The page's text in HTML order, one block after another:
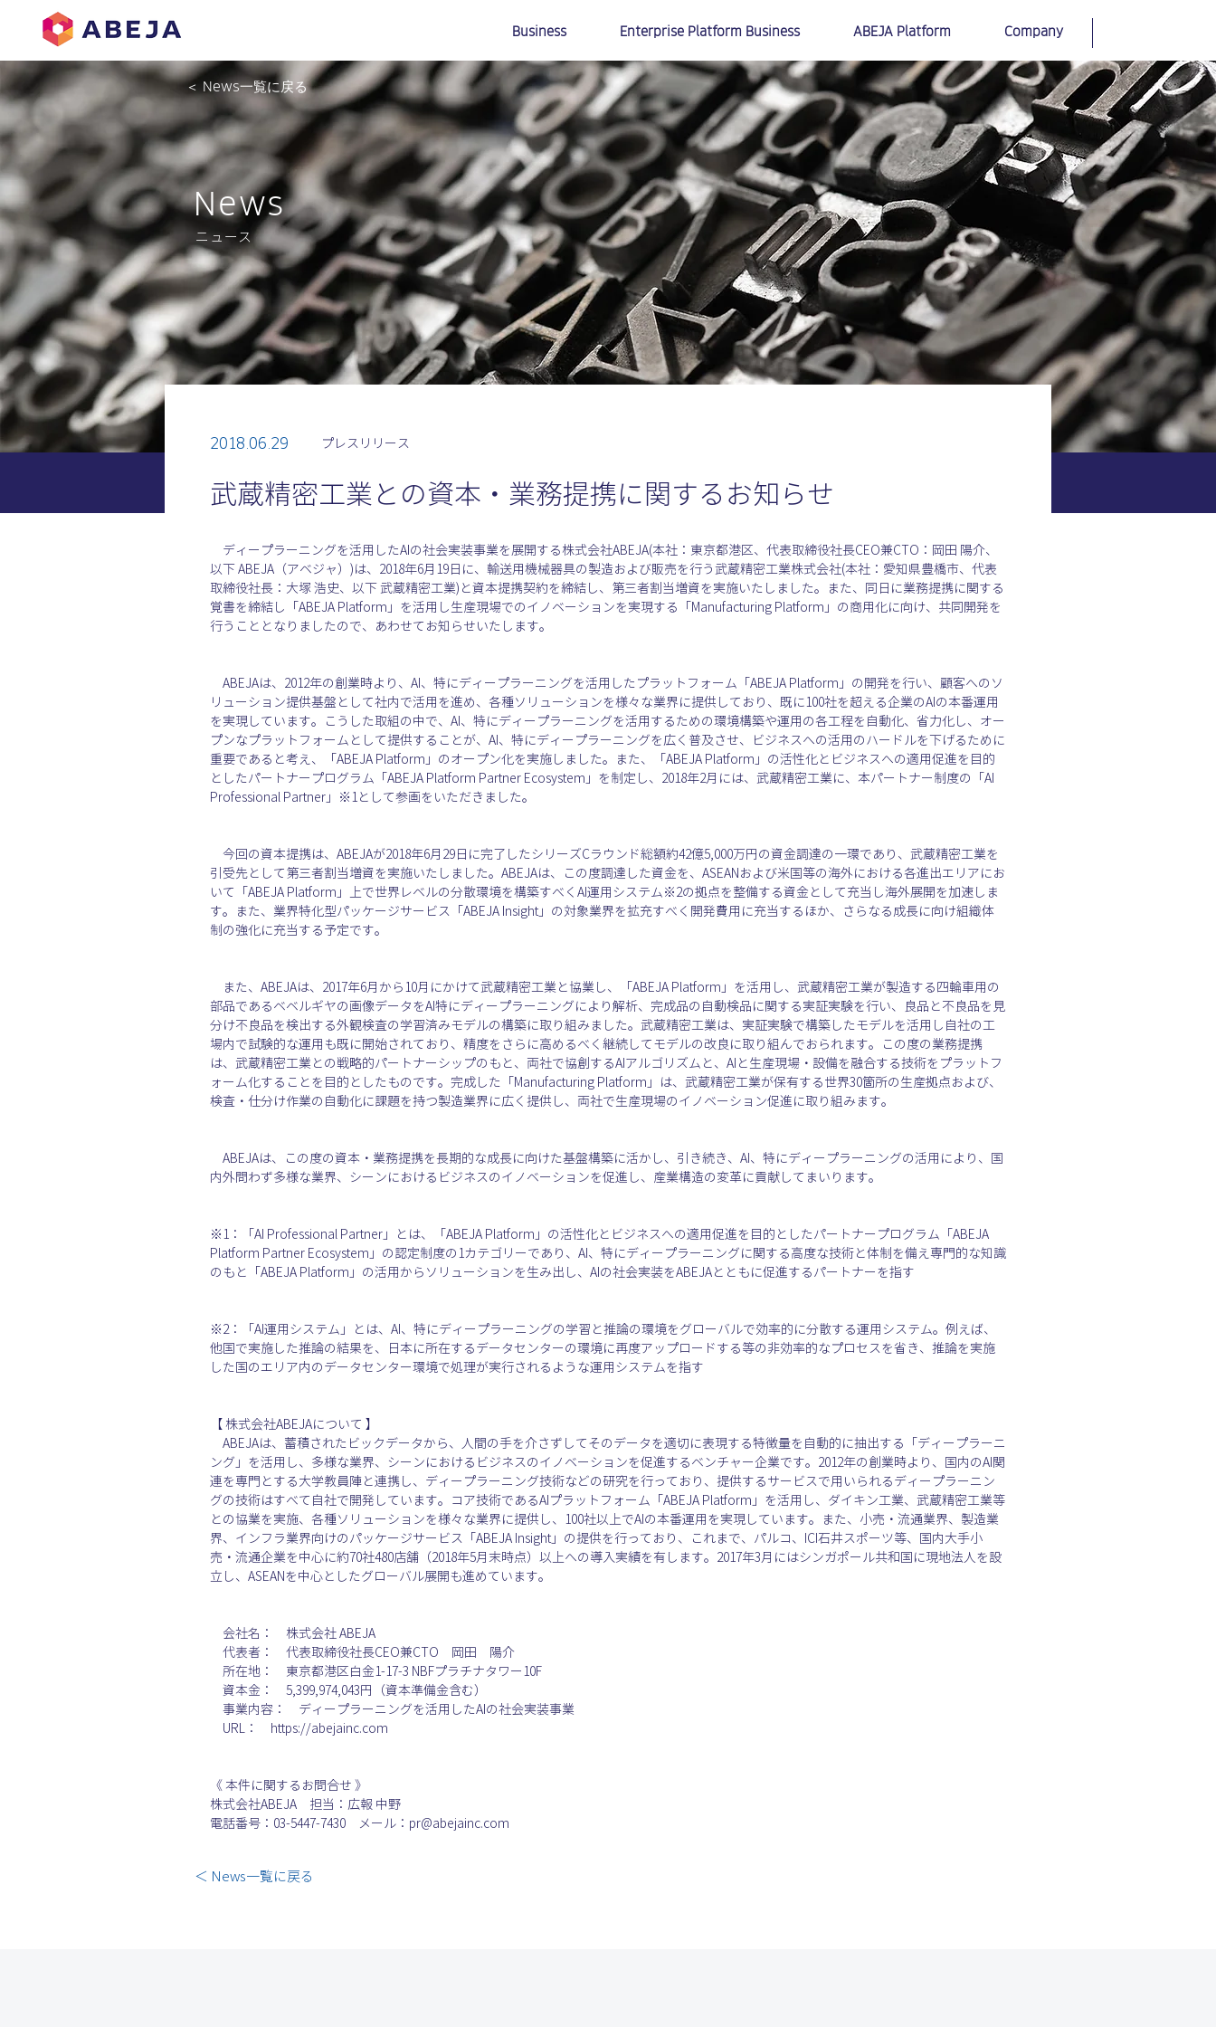
Business Enterprise Platform Business ABEJA Platform Company
＜ News一覧に戻る
News
ニュース
2018.06.29 プレスリリース
武蔵精密工業との資本・業務提携に関するお知らせ
ディープラーニングを活用したAIの社会実装事業を展開する株式会社ABEJA(本社：東京都港区、代表取締役社長CEO兼CTO：岡田 陽介、
以下 ABEJA（アベジャ）)は、2018年6月19日に、輸送用機械器具の製造および販売を行う武蔵精密工業株式会社(本社：愛知県豊橋市、代表
取締役社長：大塚 浩史、以下 武蔵精密工業)と資本提携契約を締結し、第三者割当増資を実施いたしました。また、同日に業務提携に関する
覚書を締結し「ABEJA Platform」を活用し生産現場でのイノベーションを実現する「Manufacturing Platform」の商用化に向け、共同開発を
行うこととなりましたので、あわせてお知らせいたします。
ABEJAは、2012年の創業時より、AI、特にディープラーニングを活用したプラットフォーム「ABEJA Platform」の開発を行い、顧客へのソ
リューション提供基盤として社内で活用を進め、各種ソリューションを様々な業界に提供しており、既に100社を超える企業のAIの本番運用
を実現しています。こうした取組の中で、AI、特にディープラーニングを活用するための環境構築や運用の各工程を自動化、省力化し、オー
プンなプラットフォームとして提供することが、AI、特にディープラーニングを広く普及させ、ビジネスへの活用のハードルを下げるために
重要であると考え、「ABEJA Platform」のオープン化を実施しました。また、「ABEJA Platform」の活性化とビジネスへの適用促進を目的
としたパートナープログラム「ABEJA Platform Partner Ecosystem」を制定し、2018年2月には、武蔵精密工業に、本パートナー制度の「AI
Professional Partner」※1として参画をいただきました。
今回の資本提携は、ABEJAが2018年6月29日に完了したシリーズCラウンド総額約42億5,000万円の資金調達の一環であり、武蔵精密工業を
引受先として第三者割当増資を実施いたしました。ABEJAは、この度調達した資金を、ASEANおよび米国等の海外における各進出エリアにお
いて「ABEJA Platform」上で世界レベルの分散環境を構築すべくAI運用システム※2の拠点を整備する資金として充当し海外展開を加速しま
す。また、業界特化型パッケージサービス「ABEJA Insight」の対象業界を拡充すべく開発費用に充当するほか、さらなる成長に向け組織体
制の強化に充当する予定です。
また、ABEJAは、2017年6月から10月にかけて武蔵精密工業と協業し、「ABEJA Platform」を活用し、武蔵精密工業が製造する四輪車用の
部品であるベベルギヤの画像データをAI特にディープラーニングにより解析、完成品の自動検品に関する実証実験を行い、良品と不良品を見
分け不良品を検出する外観検査の学習済みモデルの構築に取り組みました。武蔵精密工業は、実証実験で構築したモデルを活用し自社の工
場内で試験的な運用も既に開始されており、精度をさらに高めるべく継続してモデルの改良に取り組んでおられます。この度の業務提携
は、武蔵精密工業との戦略的パートナーシップのもと、両社で協創するAIアルゴリズムと、AIと生産現場・設備を融合する技術をプラットフ
ォーム化することを目的としたものです。完成した「Manufacturing Platform」は、武蔵精密工業が保有する世界30箇所の生産拠点および、
検査・仕分け作業の自動化に課題を持つ製造業界に広く提供し、両社で生産現場のイノベーション促進に取り組みます。
ABEJAは、この度の資本・業務提携を長期的な成長に向けた基盤構築に活かし、引き続き、AI、特にディープラーニングの活用により、国
内外問わず多様な業界、シーンにおけるビジネスのイノベーションを促進し、産業構造の変革に貢献してまいります。
※1：「AI Professional Partner」とは、「ABEJA Platform」の活性化とビジネスへの適用促進を目的としたパートナープログラム「ABEJA
Platform Partner Ecosystem」の認定制度の1カテゴリーであり、AI、特にディープラーニングに関する高度な技術と体制を備え専門的な知識
のもと「ABEJA Platform」の活用からソリューションを生み出し、AIの社会実装をABEJAとともに促進するパートナーを指す
※2：「AI運用システム」とは、AI、特にディープラーニングの学習と推論の環境をグローバルで効率的に分散する運用システム。例えば、
他国で実施した推論の結果を、日本に所在するデータセンターの環境に再度アップロードする等の非効率的なプロセスを省き、推論を実施
した国のエリア内のデータセンター環境で処理が実行されるような運用システムを指す
【 株式会社ABEJAについて 】
ABEJAは、蓄積されたビックデータから、人間の手を介さずしてそのデータを適切に表現する特徴量を自動的に抽出する「ディープラーニ
ング」を活用し、多様な業界、シーンにおけるビジネスのイノベーションを促進するベンチャー企業です。2012年の創業時より、国内のAI関
連を専門とする大学教員陣と連携し、ディープラーニング技術などの研究を行っており、提供するサービスで用いられるディープラーニン
グの技術はすべて自社で開発しています。コア技術であるAIプラットフォーム「ABEJA Platform」を活用し、ダイキン工業、武蔵精密工業等
との協業を実施、各種ソリューションを様々な業界に提供し、100社以上でAIの本番運用を実現しています。また、小売・流通業界、製造業
界、インフラ業界向けのパッケージサービス「ABEJA Insight」の提供を行っており、これまで、パルコ、ICI石井スポーツ等、国内大手小
売・流通企業を中心に約70社480店舗（2018年5月末時点）以上への導入実績を有します。2017年3月にはシンガポール共和国に現地法人を設
立し、ASEANを中心としたグローバル展開も進めています。
会社名：　株式会社 ABEJA
代表者：　代表取締役社長CEO兼CTO　岡田　陽介
所在地：　東京都港区白金1-17-3 NBFプラチナタワー10F
資本金：　5,399,974,043円（資本準備金含む）
事業内容：　ディープラーニングを活用したAIの社会実装事業
URL：　https://abejainc.com
《 本件に関するお問合せ 》
株式会社ABEJA　担当：広報 中野
電話番号：03-5447-7430　メール：pr@abejainc.com
＜ News一覧に戻る